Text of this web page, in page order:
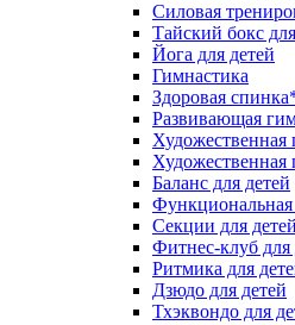
Силовая
Тайский бокс
Йога для детей
Гимнастика
Здоровая
Развивающая
Баланс для детей
Функциональная
Секции для
Фитнес-клуб для
Ритмика для
Дзюдо для детей
Тхэквондо для